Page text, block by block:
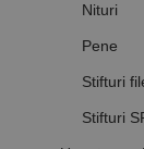
Nituri
Pene
Stifturi
Stifturi